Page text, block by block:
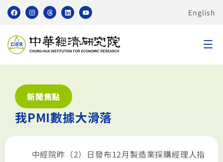
English
新聞焦點
我PMI數據大滑落
中經院昨（2）日發布12月製造業採購經理人指